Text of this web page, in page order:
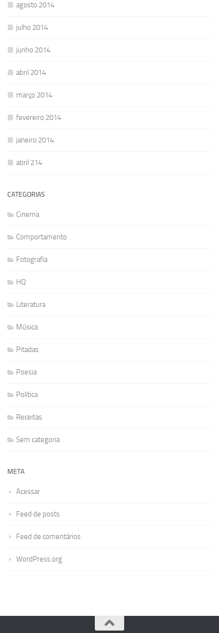
agosto 2014
julho 2014
junho 2014
abril 2014
março 2014
fevereiro 2014
janeiro 2014
abril 214
CATEGORIAS
Cinema
Comportamento
Fotografia
HQ
Literatura
Música
Pitadas
Poesia
Política
Receitas
Sem categoria
META
Acessar
Feed de posts
Feed de comentários
WordPress.org